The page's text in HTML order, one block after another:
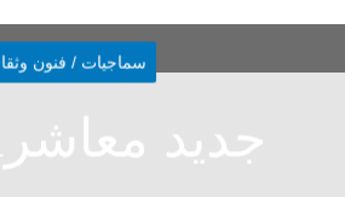
سماجیات / فنون
جدید